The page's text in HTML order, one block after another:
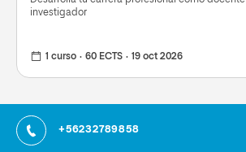
investigador
1 curso 60 ECTS 19 oct 2026
+56232789858